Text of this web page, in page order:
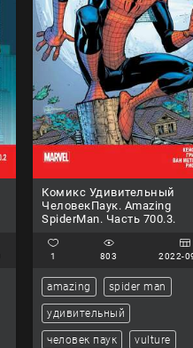
Комикс Удивительный
ЧеловекПаук. Amazing
SpiderMan. Часть 700.3.
1 803 2022-
amazing spider man
удивительный
человек паук vulture